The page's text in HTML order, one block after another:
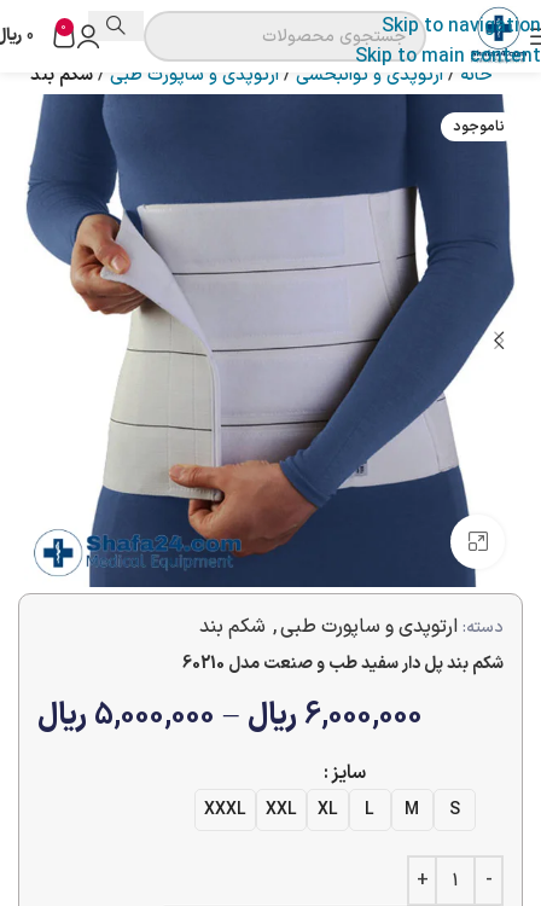
Skip to navigation
Skip to main content
0
0
خانه ارتوپدی و توانبخشی ارتوپدی و ساپورت طبی شکم بند
ناموجود
بزرگنمایی تصویر
دسته: ارتوپدی و ساپورت طبی, شکم بند
شکم بند پل دار سفید طب و صنعت مدل 60210
6,000,000 ریال –
5,000,000 ریال
سایز
S
M
L
XL
XXL
XXXL